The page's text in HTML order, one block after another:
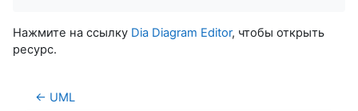
Нажмите на ссылку Dia Diagram Editor, чтобы открыть
ресурс.
← UML